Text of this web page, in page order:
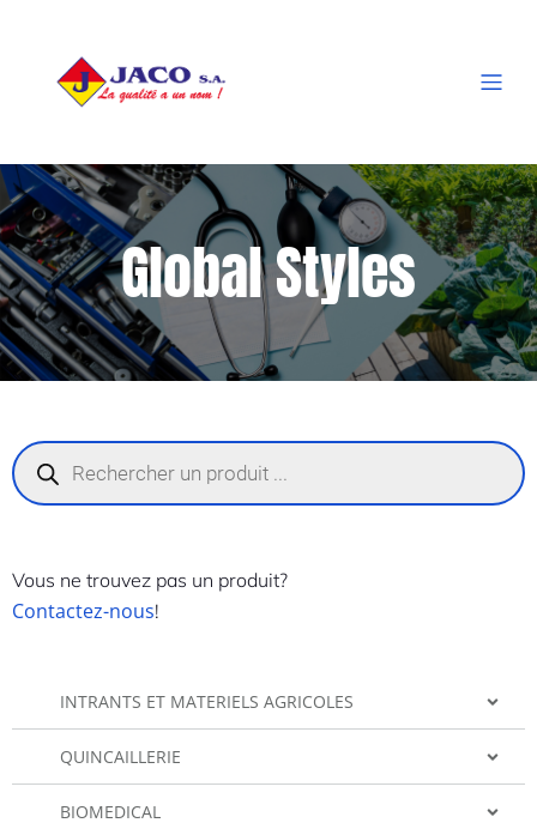
Global Styles
Recherche
de
produits
Vous ne trouvez pas un produit?
Contactez-nous!
INTRANTS ET MATERIELS AGRICOLES
QUINCAILLERIE
BIOMEDICAL